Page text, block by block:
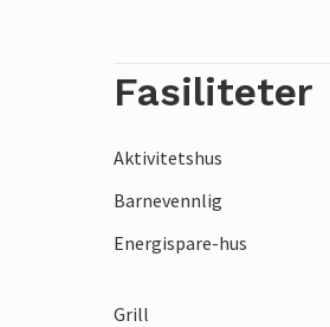
kan underholde
Fasiliteter
Aktivitetshus
Barnevennlig
Energispare-hus
Grill